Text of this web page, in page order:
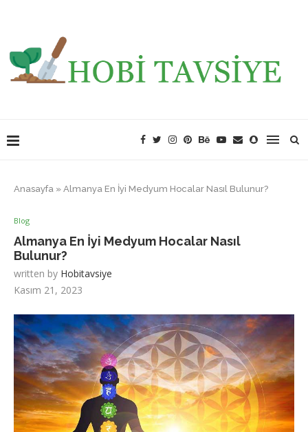
Anasayfa » Almanya En İyi Medyum Hocalar Nasıl Bulunur?
Blog
Almanya En İyi Medyum Hocalar Nasıl
Bulunur?
written by Hobitavsiye
Kasım 21, 2023